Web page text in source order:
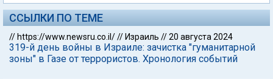
ССЫЛКИ ПО ТЕМЕ
// https://www.newsru.co.il/// Израиль //20 августа 2024
319-й день войны в Израиле: зачистка "гуманитарной
зоны" в Газе от террористов. Хронология событий